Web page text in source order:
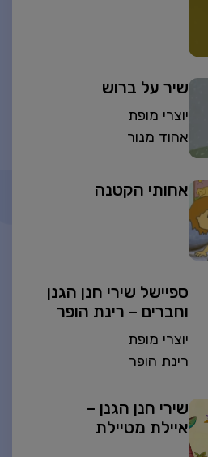
שיר על ברוש
יוצרי מופת
אהוד מנור
אחותי הקטנה
ספיישל שירי חנן הגנן
וחברים – רינת הופר
יוצרי מופת
רינת הופר
שירי חנן הגנן –
איילת מטיילת